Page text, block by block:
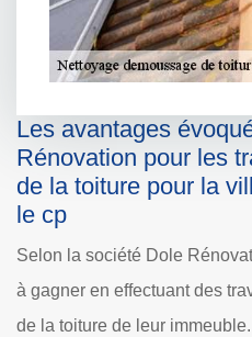
Les avantages
Rénovation pour les
de la toiture pour la
le cp
Selon la société Dole
à gagner en effectuant des
de la toiture de leur